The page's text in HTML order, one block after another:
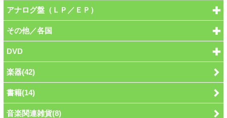
アナログ盤（ＬＰ／ＥＰ）
その他／各国
DVD
楽器(42)
書籍(14)
音楽関連雑貨(8)